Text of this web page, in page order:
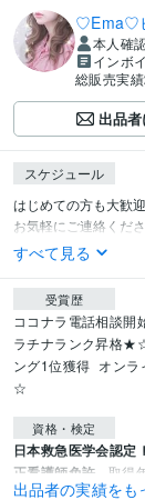
♡Ema♡
本人確
インボ
総販売実績
出品
スケジュール
はじめての方も大歓
お気軽にご連絡くだ
すべて見る
受賞歴
ココナラ電話相談
ラチナランク昇格
ング1位獲得 オンラ
☆
資格・検定
日本救急医学会認定
正看護師免許 取得
アメリカ心臓協会認
出品者の実績をも